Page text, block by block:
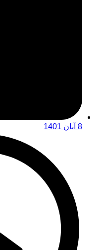
8 آبان 1401